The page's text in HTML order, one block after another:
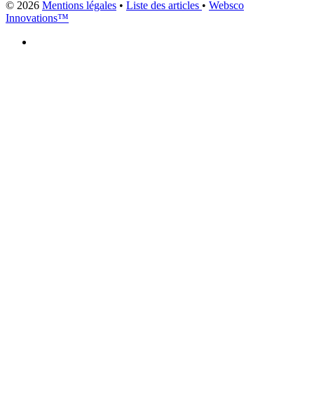
© 2026 Mentions légales • Liste des articles • Websco
Innovations™